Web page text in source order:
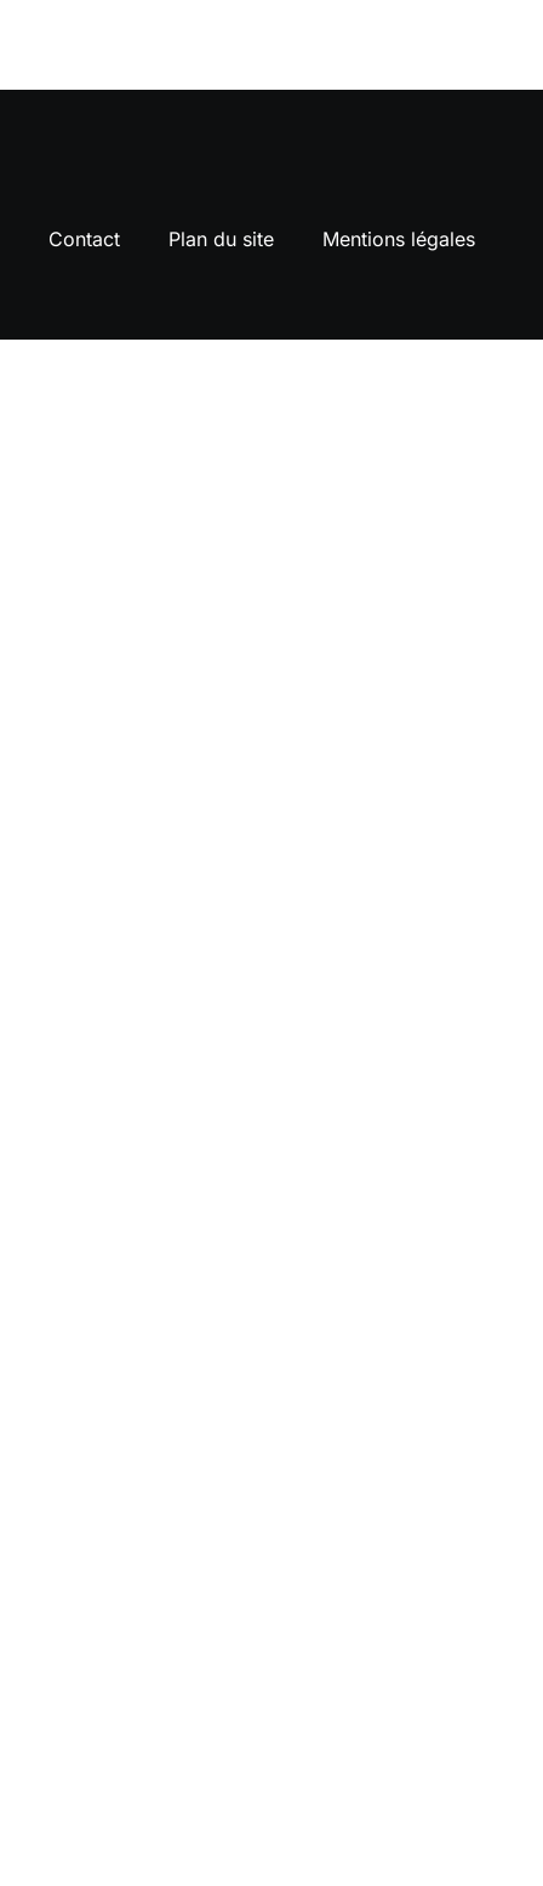
Contact Plan du site Mentions légales